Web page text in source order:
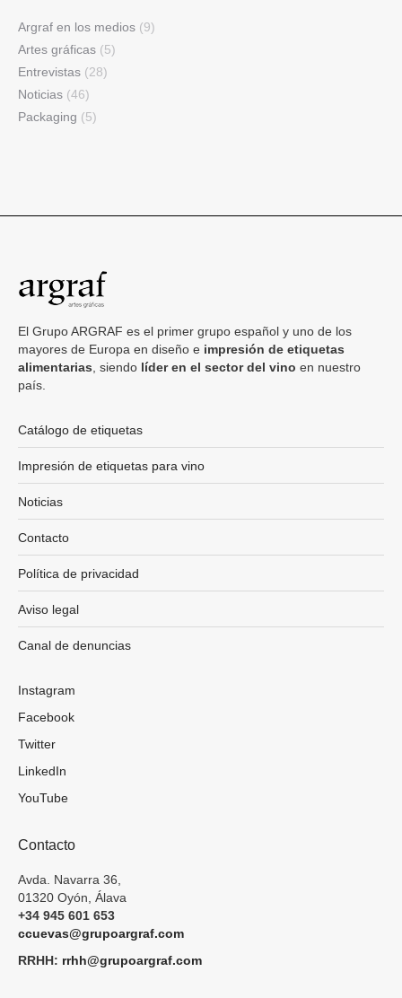
Argraf en los medios (9)
Artes gráficas (5)
Entrevistas (28)
Noticias (46)
Packaging (5)
El Grupo ARGRAF es el primer grupo español y uno de los
mayores de Europa en diseño e impresión de etiquetas
alimentarias, siendo líder en el sector del vino en nuestro
país.
Catálogo de etiquetas
Impresión de etiquetas para vino
Noticias
Contacto
Política de privacidad
Aviso legal
Canal de denuncias
Instagram
Facebook
Twitter
LinkedIn
YouTube
Contacto
Avda. Navarra 36,
01320 Oyón, Álava
+34 945 601 653
ccuevas@grupoargraf.com
RRHH: rrhh@grupoargraf.com